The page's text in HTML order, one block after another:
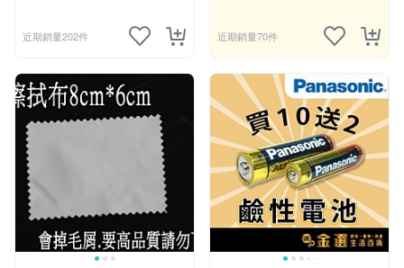
近期銷量202件 近期銷量70件